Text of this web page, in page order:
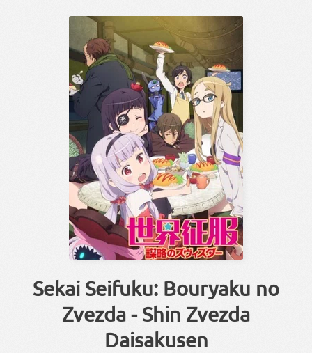
Sekai Seifuku: Bouryaku no
Zvezda - Shin Zvezda
Daisakusen